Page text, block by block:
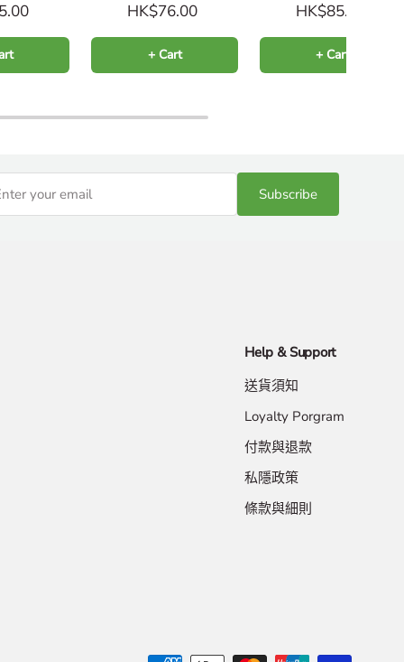
HK$76.00
+ Cart
HK$85.00
+ Cart
Subscribe
Help & Support
送貨須知
Loyalty Porgram
付款與退款
私隱政策
條款與細則